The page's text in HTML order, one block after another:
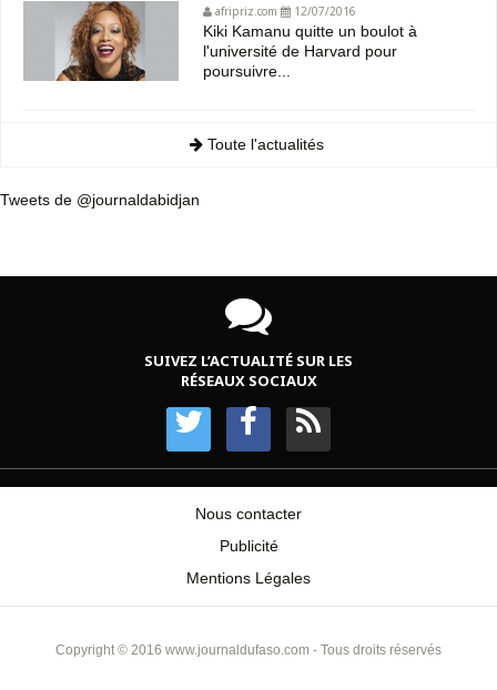
afripriz.com 12/07/2016
Kiki Kamanu quitte un boulot à
l'université de Harvard pour
poursuivre...
Toute l'actualités
Tweets de @journaldabidjan
SUIVEZ L’ACTUALITÉ SUR LES
RÉSEAUX SOCIAUX
Nous contacter
Publicité
Mentions Légales
Copyright © 2016 www.journaldufaso.com - Tous droits réservés